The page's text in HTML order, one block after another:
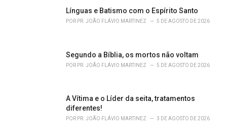
Línguas e Batismo com o Espírito Santo
POR PR. JOÃO FLÁVIO MARTINEZ 5 DE AGOSTO DE 2026
Segundo a Bíblia, os mortos não voltam
POR PR. JOÃO FLÁVIO MARTINEZ 5 DE AGOSTO DE 2026
A Vítima e o Líder da seita, tratamentos
diferentes!
POR PR. JOÃO FLÁVIO MARTINEZ 3 DE AGOSTO DE 2026